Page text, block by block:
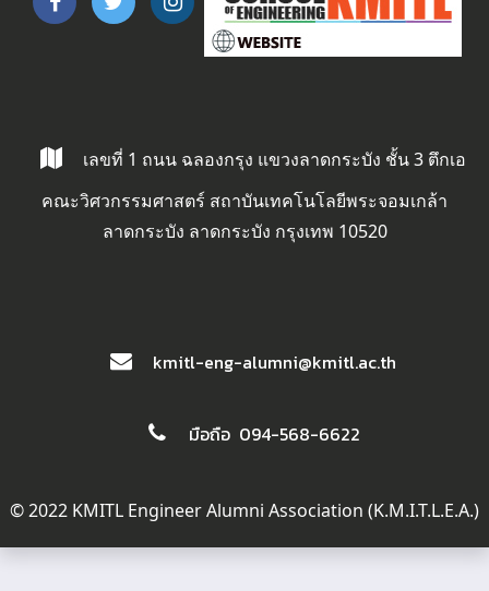
เลขที่ 1 ถนน ฉลองกรุง แขวงลาดกระบัง ชั้น 3 ตึกเอ
คณะวิศวกรรมศาสตร์ สถาบันเทคโนโลยีพระจอมเกล้า
ลาดกระบัง ลาดกระบัง กรุงเทพ 10520
kmitl-eng-alumni@kmitl.ac.th
มือถือ 094-568-6622
© 2022 KMITL Engineer Alumni Association (K.M.I.T.L.E.A.)